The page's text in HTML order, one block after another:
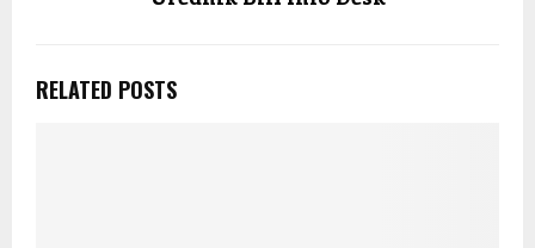
RELATED POSTS